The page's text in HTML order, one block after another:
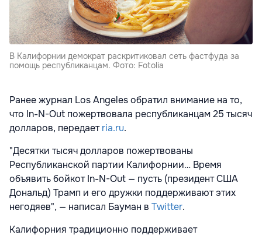
В Калифорнии демократ раскритиковал сеть фастфуда за
помощь республиканцам. Фото: Fotolia
Ранее журнал Los Angeles обратил внимание на то,
что In-N-Out пожертвовала республиканцам 25 тысяч
долларов, передаетria.ru.
"Десятки тысяч долларов пожертвованы
Республиканской партии Калифорнии… Время
объявить бойкот In-N-Out — пусть (президент США
Дональд) Трамп и его дружки поддерживают этих
негодяев", — написал Бауман в Twitter.
Калифорния традиционно поддерживает